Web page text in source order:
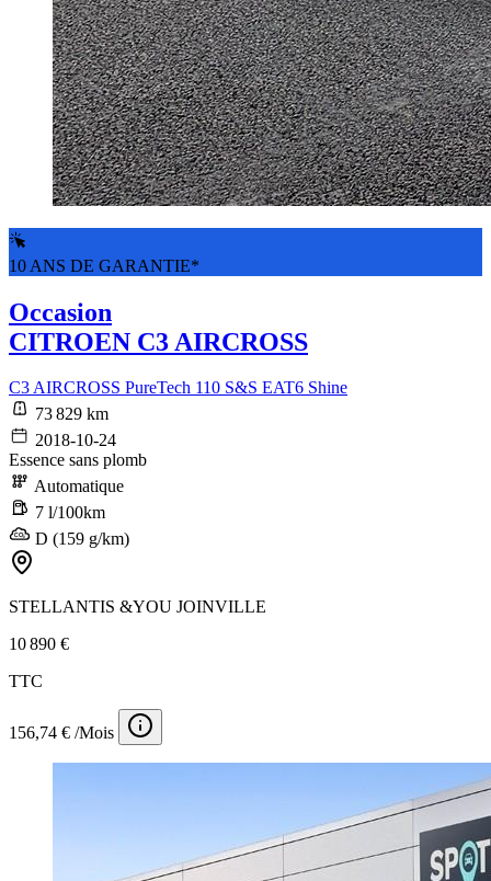
10 ANS DE GARANTIE*
Occasion
CITROEN C3 AIRCROSS
C3 AIRCROSS PureTech 110 S&S EAT6 Shine
73 829 km
2018-10-24
Essence sans plomb
Automatique
7 l/100km
D (159 g/km)
STELLANTIS &YOU JOINVILLE
10 890 €
TTC
156,74 € /Mois